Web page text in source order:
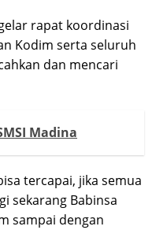
rapat koordinasi
Kodim serta seluruh
dan mencari
Madina
tercapai, jika semua
sekarang Babinsa
sampai dengan